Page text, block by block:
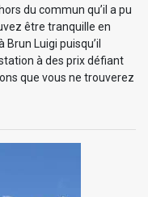
du commun qu’il a pu
être tranquille en
Luigi puisqu’il
à des prix défiant
que vous ne trouverez